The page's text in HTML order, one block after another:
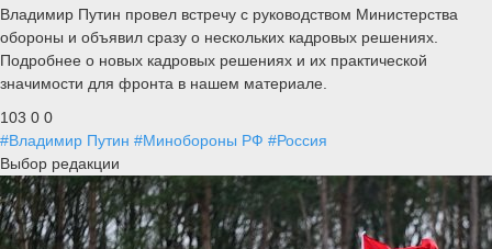
Владимир Путин провел встречу с руководством Министерства
обороны и объявил сразу о нескольких кадровых решениях.
Подробнее о новых кадровых решениях и их практической
значимости для фронта в нашем материале.
103 0 0
#Владимир Путин #Минобороны РФ #Россия
Выбор редакции